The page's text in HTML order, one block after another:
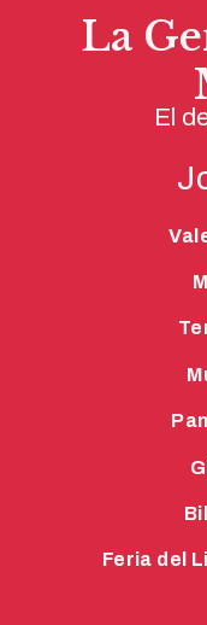
La
El
Feria del